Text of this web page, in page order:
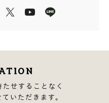
せすることなく
いただきます。